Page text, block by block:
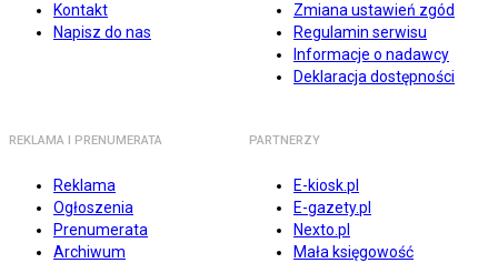
Kontakt
Napisz do nas
Zmiana ustawień zgód
Regulamin serwisu
Informacje o nadawcy
Deklaracja dostępności
REKLAMA I PRENUMERATA
Reklama
Ogłoszenia
Prenumerata
Archiwum
PARTNERZY
E-kiosk.pl
E-gazety.pl
Nexto.pl
Mała księgowość